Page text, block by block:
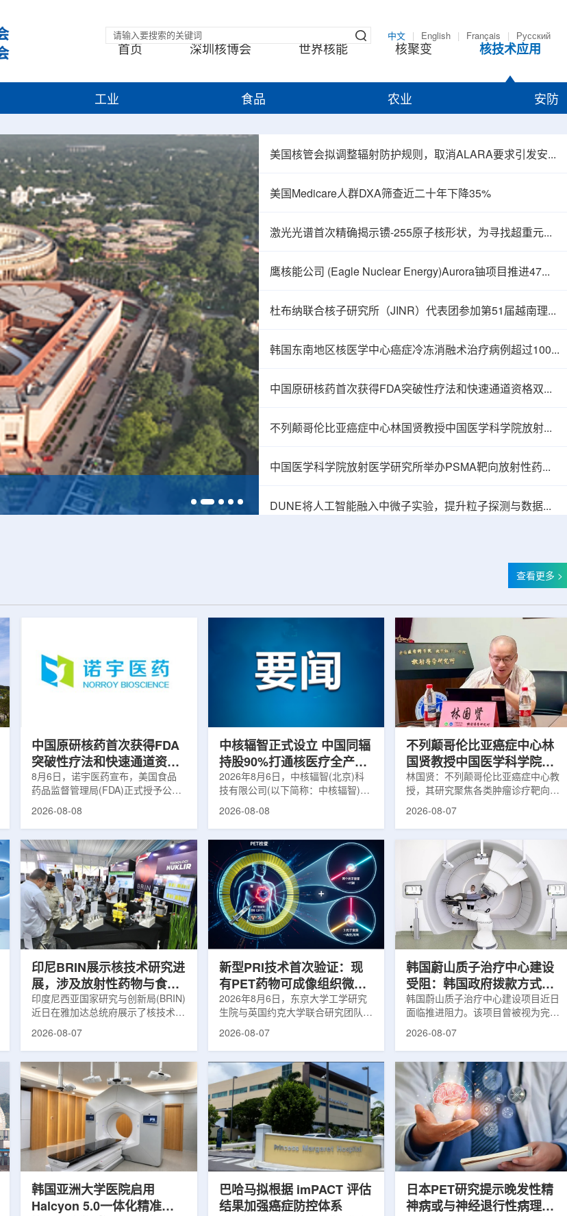
中文 English Français Русский
首页 深圳核博会 世界核能 核聚变 核技术应用
工业 食品 农业 安防
中核辐智正式设立 中国同辐持股90%打通核医
美国核管会拟调整辐射防护规则，取消ALARA要求引发安全争议
美国Medicare人群DXA筛查近二十年下降35%
激光光谱首次精确揭示镄-255原子核形状，为寻找超重元素提供新线索
鹰核能公司 (Eagle Nuclear Energy)Aurora铀项目推进47孔预可研钻探
杜布纳联合核子研究所（JINR）代表团参加第51届越南理论物理会议
韩国东南地区核医学中心癌症冷冻消融术治疗病例超过100例
中国原研核药首次获得FDA突破性疗法和快速通道资格双重认定
不列颠哥伦比亚癌症中心林国贤教授中国医学科学院放射医学研究所开展学术交流
中国医学科学院放射医学研究所举办PSMA靶向放射性药物学术报告会
DUNE将人工智能融入中微子实验，提升粒子探测与数据处理能力
查看更多 >
中国原研核药首次获得FDA
突破性疗法和快速通道资格
双重认定
8月6日，诺宇医药宣布，美国食品
药品监督管理局(FDA)正式授予公司
自主研发的68Ga-NYM096突破性疗
认定(Fast Track Designation,
FTD)。这是原研核药领域中国首个
获得美国 FDA 突破性疗法认定、首
个同时获得 FDA 突破性疗法与快速
通道双项认定的产品，创造了核药领
域里程碑式突破。68Ga-NYM096是
一款特异性结合CAⅨ的肾癌小分子
诊断核药，适用于疑似或确认转移性
2026-08-08
中核辐智正式设立 中国同辐
持股90%打通核医疗全产业
链
2026年8月6日，中核辐智(北京)科
技有限公司(以下简称：中核辐智)正
式设立。公司由中国同辐股份有限公
创)共同出资组建，中国同辐持股
90%，中核浙创持股10%。中核辐智
将承接中国同辐核医学发展中心业
务，锚定智慧核医疗赛道深耕布局。
公司以智慧核医学物联系统为核心载
体，打通核医疗全产业链条，构建智
慧核医学系统+核药+装备+服务协同
发展模式，推动业务从单一产品供给
2026-08-08
不列颠哥伦比亚癌症中心林
国贤教授中国医学科学院放
射医学研究所开展学术交流
林国贤：不列颠哥伦比亚癌症中心教
授，其研究聚焦各类肿瘤诊疗靶向放
射性药物开发，迄今已主导/参与发
完成自研7款放射性药物的临床转
化，用于多种肿瘤诊疗。报告会上，
林国贤教授基于其团队多年的前沿探
索，系统梳理了针对前列腺癌靶点
PSMA的核药相关研究进展：一是F-
18标记PSMA靶向PET显像剂的分子
设计与临床优势;二是通过理性优化
分子结构，大幅提高Lu-177标记治
2026-08-07
印尼BRIN展示核技术研究进
展，涉及放射性药物与食品
辐照应用
印度尼西亚国家研究与创新局(BRIN)
近日在雅加达总统府展示了核技术研
究成果。BRIN局长阿里夫·萨特里亚
粮食和健康等领域。在健康领域，
BRIN正在开发用于核医学的放射性
药物。这类药物含有放射性物质，可
用于癌症诊断和治疗。阿里夫表示，
放射性药物研发对癌症识别和治疗具
有重要意义。在食品领域，BRIN将
核技术用于食品保鲜，重点包括出口
水果的辐照处理。阿里夫介绍，一些
2026-08-07
新型PRI技术首次验证：现
有PET药物可成像组织微环
境
2026年8月6日，东京大学工学研究
生院与英国约克大学联合研究团队宣
布，已建立一种利用正电子三光子衰
该方法可结合现有临床PET显像剂使
用，有望为核医学影像提供观察组织
微环境的新手段。利用正电子-3光子
衰变的下一代核医学成像概念图目前
临床PET扫描主要利用正电子双光子
湮灭过程显示药物在体内的分布和积
累情况，但对组织缺氧等与疾病恶性
程度相关的微环境信息捕捉有限。...
2026-08-07
韩国蔚山质子治疗中心建设
受阻：韩国政府拨款方式调
整影响项目推进
韩国蔚山质子治疗中心建设项目近日
面临推进阻力。该项目曾被视为完善
韩国东南部区域癌症治疗体系的关键
的难度明显上升。据蔚山市8月6日
消息，蔚山市已于去年3月完成质子
治疗中心建设可行性研究及基本规划
制定服务，并开始争取国家拨款。不
过，韩国保健福祉部回复称，难以单
独为蔚山市提供大型项目资金。此
前，蔚山市曾计划通过建设质子治疗
中心，构建癌症患者可在区域内完成
2026-08-07
韩国亚洲大学医院启用
Halcyon 5.0一体化精准放
巴哈马拟根据 imPACT 评估
结果加强癌症防控体系
日本PET研究提示晚发性精
神病或与神经退行性病理相